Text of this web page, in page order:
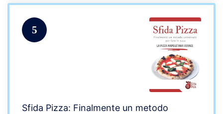
5
Sfida Pizza: Finalmente un metodo